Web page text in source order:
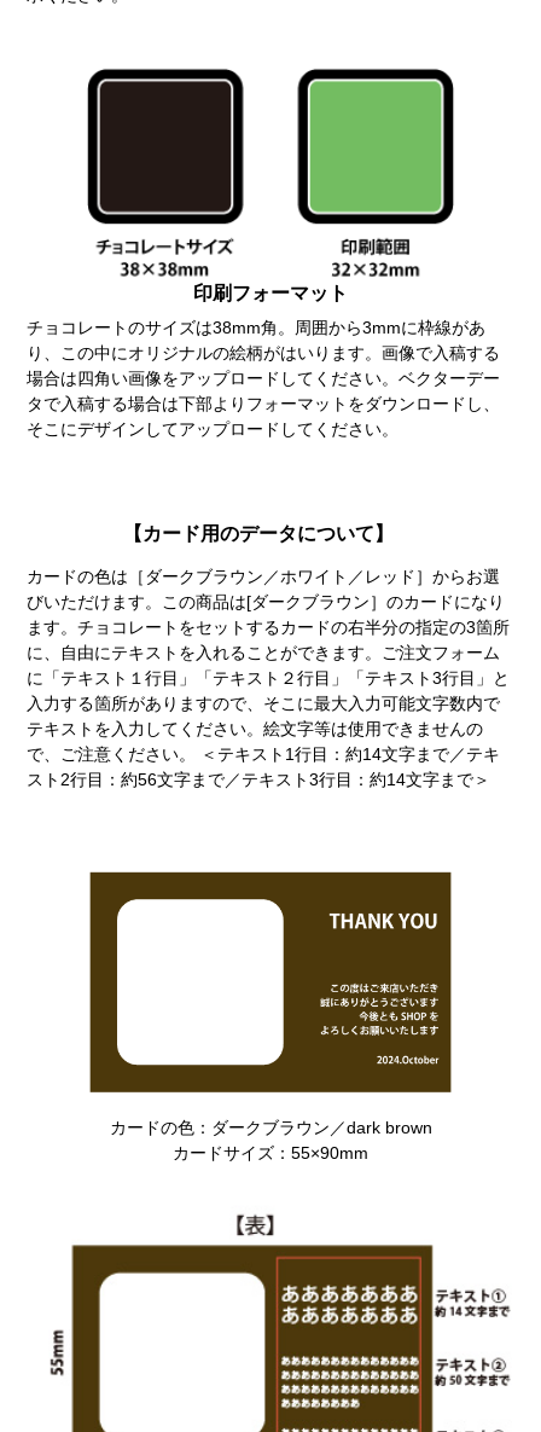
印刷フォーマット
チョコレートのサイズは38mm角。周囲から3mmに枠線があ
り、この中にオリジナルの絵柄がはいります。画像で入稿する
場合は四角い画像をアップロードしてください。ベクターデー
タで入稿する場合は下部よりフォーマットをダウンロードし、
そこにデザインしてアップロードしてください。
【カード用のデータについて】
カードの色は［ダークブラウン／ホワイト／レッド］からお選
びいただけます。この商品は[ダークブラウン］のカードになり
ます。チョコレートをセットするカードの右半分の指定の3箇所
に、自由にテキストを入れることができます。ご注文フォーム
に「テキスト１行目」「テキスト２行目」「テキスト3行目」と
入力する箇所がありますので、そこに最大入力可能文字数内で
テキストを入力してください。絵文字等は使用できませんの
で、ご注意ください。 ＜テキスト1行目：約14文字まで／テキ
スト2行目：約56文字まで／テキスト3行目：約14文字まで＞
カードの色：ダークブラウン／dark brown
カードサイズ：55×90mm